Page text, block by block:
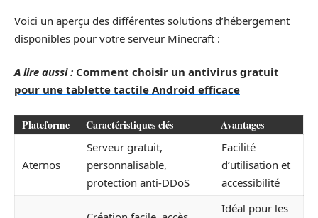
Voici un aperçu des différentes solutions d’hébergement
disponibles pour votre serveur Minecraft :
A lire aussi : Comment choisir un antivirus gratuit
pour une tablette tactile Android efficace
Plateforme Caractéristiques clés Avantages
Aternos
Serveur gratuit,
personnalisable,
protection anti-DDoS
Facilité
d’utilisation et
accessibilité
Idéal pour les